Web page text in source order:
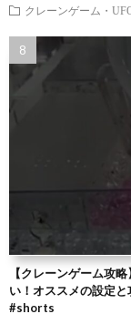
クレーンゲーム・
【クレーンゲーム攻
い！オススメの設定
#shorts